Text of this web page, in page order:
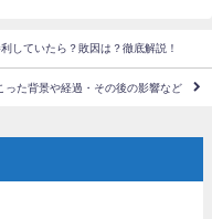
していたら？敗因は？徹底解説！
った背景や経過・その後の影響など